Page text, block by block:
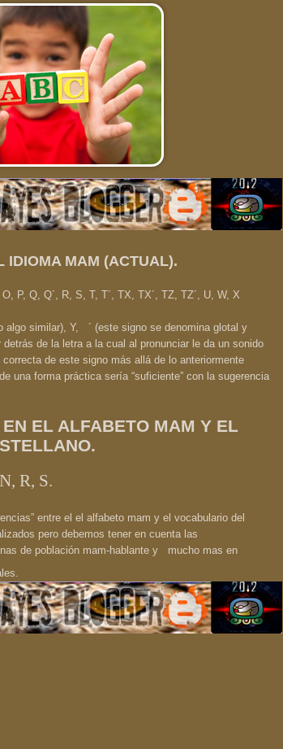
IDIOMA MAM (ACTUAL).
P, Q, Q´, R, S, T, T´, TX, TX´, TZ, TZ´, U, W, X
algo similar), Y, ´ (este signo se denomina glotal y
de la letra a la cual al pronunciar le da un sonido
de este signo más allá de lo anteriormente
una forma práctica sería “suficiente” con la sugerencia
EL ALFABETO MAM Y EL
R, S.
entre el el alfabeto mam y el vocabulario del
pero debemos tener en cuenta las
de población mam-hablante y mucho mas en